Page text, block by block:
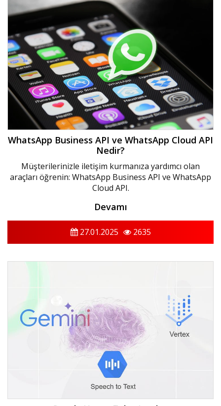
WhatsApp Business API ve WhatsApp Cloud API
Nedir?
Müşterilerinizle iletişim kurmanıza yardımcı olan
araçları öğrenin: WhatsApp Business API ve WhatsApp
Cloud API.
Devamı
27.01.2025 2635